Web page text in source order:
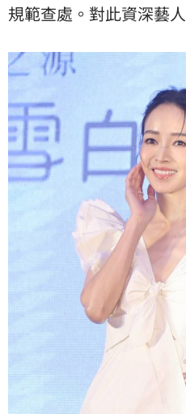
規範查處。對此資深藝人